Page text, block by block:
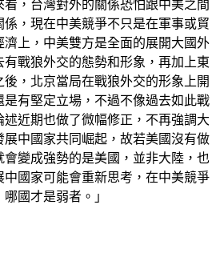
，台灣對外的關係恐怕跟中美之間
，現在中美競爭不只是在軍事或貿
上，中美雙方是全面的展開大國外
戰狼外交的態勢和形象，再加上東
，北京當局在戰狼外交的形象上開
有堅定立場，不過不像過去如此戰
近期也做了微幅修正，不再強調大
展中國家共同崛起，故若美國沒有做
變成強勢的是美國，並非大陸，也
國家可能會重新思考，在中美競爭
國才是弱者。」